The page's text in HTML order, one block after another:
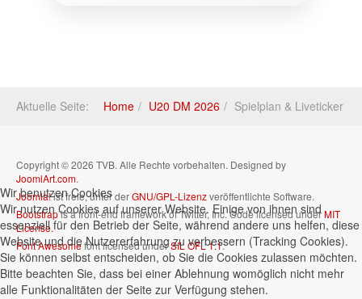
Aktuelle Seite: Home U20 DM 2026 Spielplan & Liveticker
Copyright © 2026 TVB. Alle Rechte vorbehalten. Designed by
JoomlArt.com.
Joomla!ist freie, unter derGNU/GPL-Lizenzveröffentlichte Software.
Bootstrapis a front-end framework of Twitter, Inc. Code licensed underMIT
License.
Font Awesomefont licensed underSIL OFL 1.1.
Wir benutzen Cookies
Wir nutzen Cookies auf unserer Website. Einige von ihnen sind
essenziell für den Betrieb der Seite, während andere uns helfen, diese
Website und die Nutzererfahrung zu verbessern (Tracking Cookies).
Sie können selbst entscheiden, ob Sie die Cookies zulassen möchten.
Bitte beachten Sie, dass bei einer Ablehnung womöglich nicht mehr
alle Funktionalitäten der Seite zur Verfügung stehen.